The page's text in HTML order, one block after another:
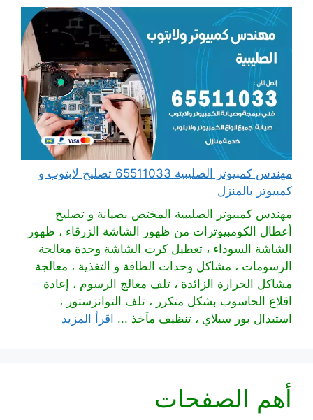
مهندس كمبيوتر الصليبية 65511033 تصليح لابتوب و
كمبيوتر بالمنزل
مهندس كمبيوتر الصليبية المختص بصيانة و تصليح
أعطال الكومبيوترات من ظهور الشاشة الزرقاء ، ظهور
الشاشة السوداء ، تعطيل كرت الشاشة وحدة معالجة
الرسومات ، مشاكل وحدات الطاقة و التغذية ، معالجة
مشاكل الحرارة الزائدة ، تلف معالج الرسوم ، إعادة
اقلاع الحاسوب بشكل متكرر ، تلف التوانزستور ،
استبدال بور سبلاي ، تنظيف مآخذ ... اقرأ المزيد
أهم الصفحات